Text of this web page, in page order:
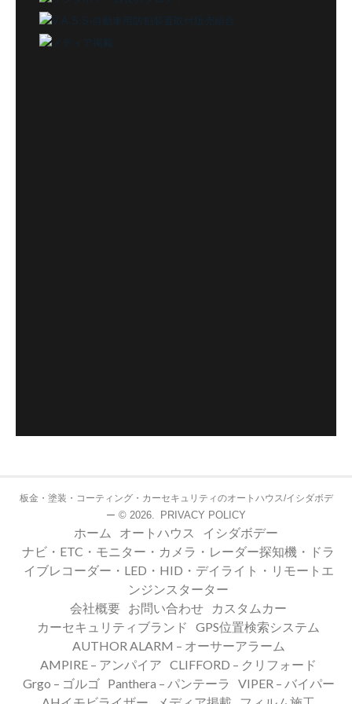
板金・塗装・コーティング・カーセキュリティのオートハウス/イシダボデ
ー © 2026. PRIVACY POLICY
ホーム オートハウス
イシダボデー
ナビ・ETC・モニター・カメラ・レーダー探知機・ドラ
イブレコーダー・LED・HID・デイライト・リモートエ
ンジンスターター
会社概要 お問い合わせ
カスタムカー
カーセキュリティブランド
GPS位置検索システム
AUTHOR ALARM – オーサーアラーム
AMPIRE – アンパイア CLIFFORD – クリフォード
Grgo – ゴルゴ
Panthera – パンテーラ
VIPER – バイパー